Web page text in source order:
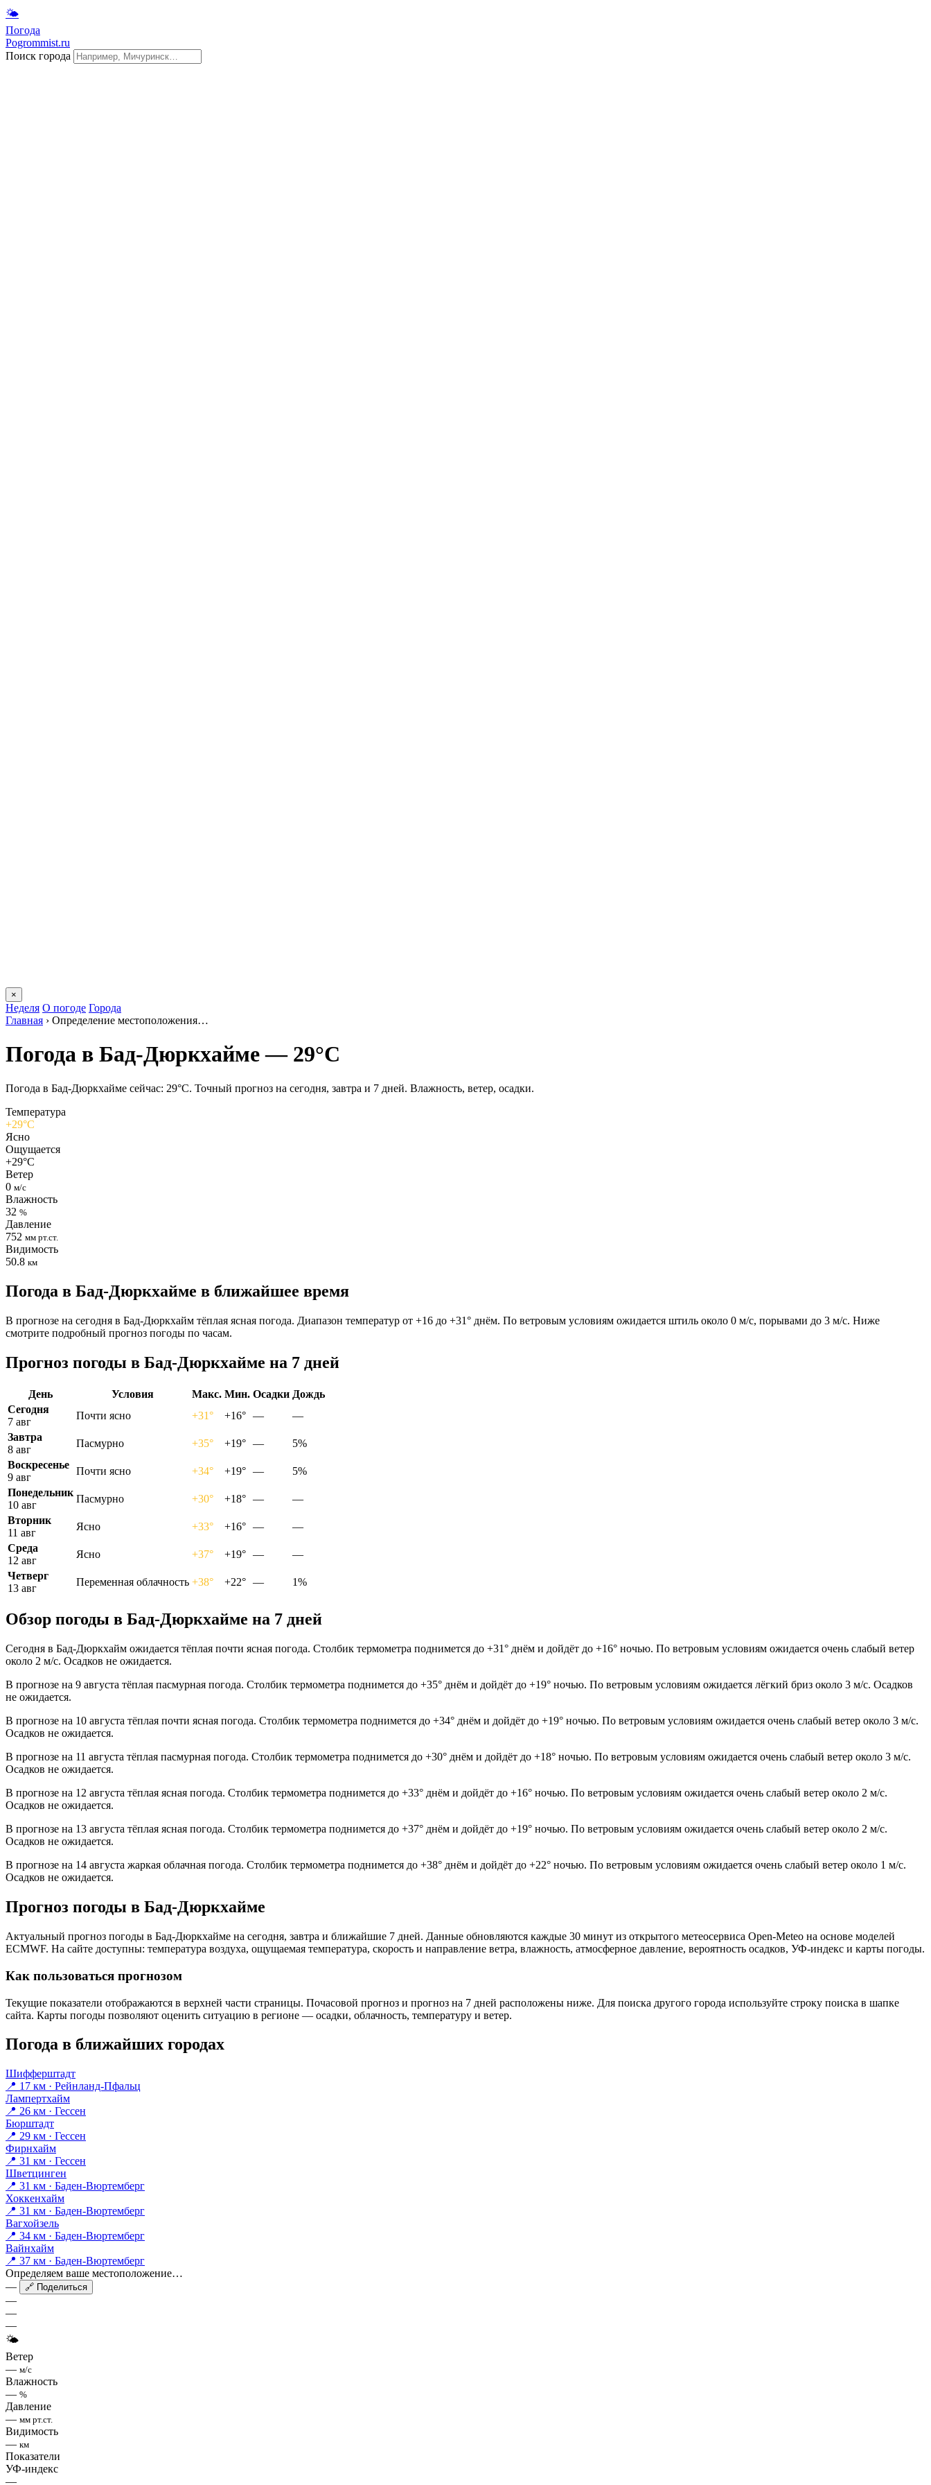
🌤
Погода
Pogrommist.ru
Поиск города
×
Неделя О погоде Города
Главная › Определение местоположения…
Погода в Бад-Дюркхайме — 29°C
Погода в Бад-Дюркхайме сейчас: 29°C. Точный прогноз на сегодня, завтра и 7 дней. Влажность, ветер, осадки.
Температура
+29°C
Ясно
Ощущается
+29°C
Ветер
0 м/с
Влажность
32 %
Давление
752 мм рт.ст.
Видимость
50.8 км
Погода в Бад-Дюркхайме в ближайшее время
В прогнозе на сегодня в Бад-Дюркхайм тёплая ясная погода. Диапазон температур от +16 до +31° днём. По ветровым условиям ожидается штиль около 0 м/с, порывами до 3 м/с. Ниже
смотрите подробный прогноз погоды по часам.
Прогноз погоды в Бад-Дюркхайме на 7 дней
День Условия Макс. Мин. Осадки Дождь
Сегодня
7 авг
Почти ясно +31° +16° —
—
Завтра
8 авг
Пасмурно +35° +19° —
5%
Воскресенье
9 авг
Почти ясно +34° +19° —
5%
Понедельник
10 авг
Пасмурно +30° +18° —
—
Вторник
11 авг
Ясно +33° +16° —
—
Среда
12 авг
Ясно +37° +19° —
—
Четверг
13 авг
Переменная облачность +38° +22° — 1%
Обзор погоды в Бад-Дюркхайме на 7 дней
Сегодня в Бад-Дюркхайм ожидается тёплая почти ясная погода. Столбик термометра поднимется до +31° днём и дойдёт до +16° ночью. По ветровым условиям ожидается очень слабый ветер
около 2 м/с. Осадков не ожидается.
В прогнозе на 9 августа тёплая пасмурная погода. Столбик термометра поднимется до +35° днём и дойдёт до +19° ночью. По ветровым условиям ожидается лёгкий бриз около 3 м/с. Осадков
не ожидается.
В прогнозе на 10 августа тёплая почти ясная погода. Столбик термометра поднимется до +34° днём и дойдёт до +19° ночью. По ветровым условиям ожидается очень слабый ветер около 3 м/с.
Осадков не ожидается.
В прогнозе на 11 августа тёплая пасмурная погода. Столбик термометра поднимется до +30° днём и дойдёт до +18° ночью. По ветровым условиям ожидается очень слабый ветер около 3 м/с.
Осадков не ожидается.
В прогнозе на 12 августа тёплая ясная погода. Столбик термометра поднимется до +33° днём и дойдёт до +16° ночью. По ветровым условиям ожидается очень слабый ветер около 2 м/с.
Осадков не ожидается.
В прогнозе на 13 августа тёплая ясная погода. Столбик термометра поднимется до +37° днём и дойдёт до +19° ночью. По ветровым условиям ожидается очень слабый ветер около 2 м/с.
Осадков не ожидается.
В прогнозе на 14 августа жаркая облачная погода. Столбик термометра поднимется до +38° днём и дойдёт до +22° ночью. По ветровым условиям ожидается очень слабый ветер около 1 м/с.
Осадков не ожидается.
Прогноз погоды в Бад-Дюркхайме
Актуальный прогноз погоды в Бад-Дюркхайме на сегодня, завтра и ближайшие 7 дней. Данные обновляются каждые 30 минут из открытого метеосервиса Open-Meteo на основе моделей
ECMWF. На сайте доступны: температура воздуха, ощущаемая температура, скорость и направление ветра, влажность, атмосферное давление, вероятность осадков, УФ-индекс и карты погоды.
Как пользоваться прогнозом
Текущие показатели отображаются в верхней части страницы. Почасовой прогноз и прогноз на 7 дней расположены ниже. Для поиска другого города используйте строку поиска в шапке
сайта. Карты погоды позволяют оценить ситуацию в регионе — осадки, облачность, температуру и ветер.
Погода в ближайших городах
Шифферштадт
📍 17 км · Рейнланд-Пфальц
Лампертхайм
📍 26 км · Гессен
Бюрштадт
📍 29 км · Гессен
Фирнхайм
📍 31 км · Гессен
Шветцинген
📍 31 км · Баден-Вюртемберг
Хоккенхайм
📍 31 км · Баден-Вюртемберг
Вагхойзель
📍 34 км · Баден-Вюртемберг
Вайнхайм
📍 37 км · Баден-Вюртемберг
Определяем ваше местоположение…
—
🔗 Поделиться
—
—
—
🌤
Ветер
— м/с
Влажность
— %
Давление
— мм рт.ст.
Видимость
— км
Показатели
УФ-индекс
—